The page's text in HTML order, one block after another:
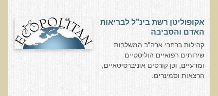
פאנל קרדיו-ווסקולרי - לבריאות מערכת כלי הדם והלב
בדיקת שיער לאיתור מחסור במינרלים
בדיקות לאבחון מחסורים וסיכונים
בדיקת צואה לאיתור מוקדם של סרטן המעי הגס M2PK
אקופוליטן רשת בינ"ל לבריאות
האדם והסביבה
קהילות ברחבי ארה"ב המשלבות
שירותים רפואיים הוליסטיים
ומדעיים, וכן קורסים אוניברסיטאיים,
הרצאות וסמינרים.